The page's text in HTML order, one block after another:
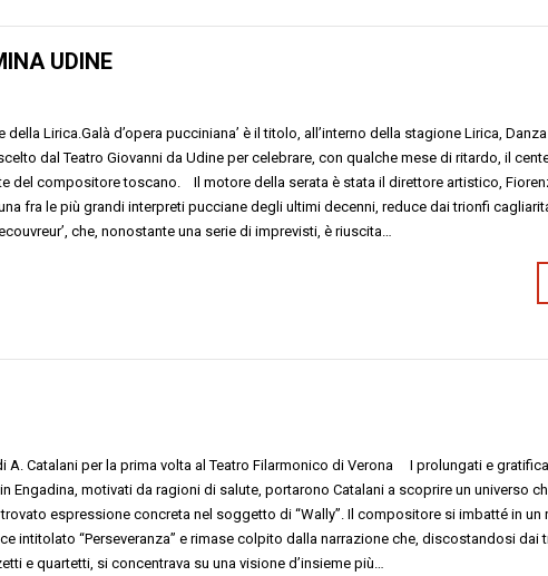
UDINE
della Lirica.Galà d’opera pucciniana’ è il titolo, all’interno della stagione Lirica,
dal Teatro Giovanni da Udine per celebrare, con qualche mese di ritardo, il
del compositore toscano. Il motore della serata è stata il direttore artistico,
fra le più grandi interpreti pucciane degli ultimi decenni, reduce dai trionfi
che, nonostante una serie di imprevisti, è riuscita…
A. Catalani per la prima volta al Teatro Filarmonico di Verona I prolungati e
Engadina, motivati da ragioni di salute, portarono Catalani a scoprire un universo
espressione concreta nel soggetto di “Wally”. Il compositore si imbatté in un
intitolato “Perseveranza” e rimase colpito dalla narrazione che, discostandosi dai
e quartetti, si concentrava su una visione d’insieme più…